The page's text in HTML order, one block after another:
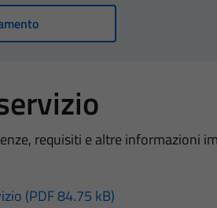
requisiti e altre informazioni
(PDF 84.75 kB)